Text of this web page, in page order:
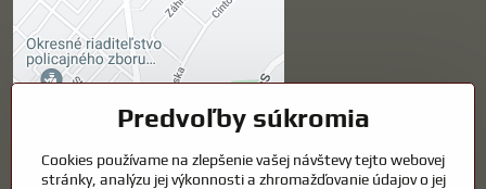
Externý obsah je
blokovaný Voľbami
súkromia
Prajete si načítať externý obsah?
Povoliť tentokrát
Predvoľby súkromia
Cookies používame na zlepšenie vašej návštevy tejto webovej
stránky, analýzu jej výkonnosti a zhromažďovanie údajov o jej